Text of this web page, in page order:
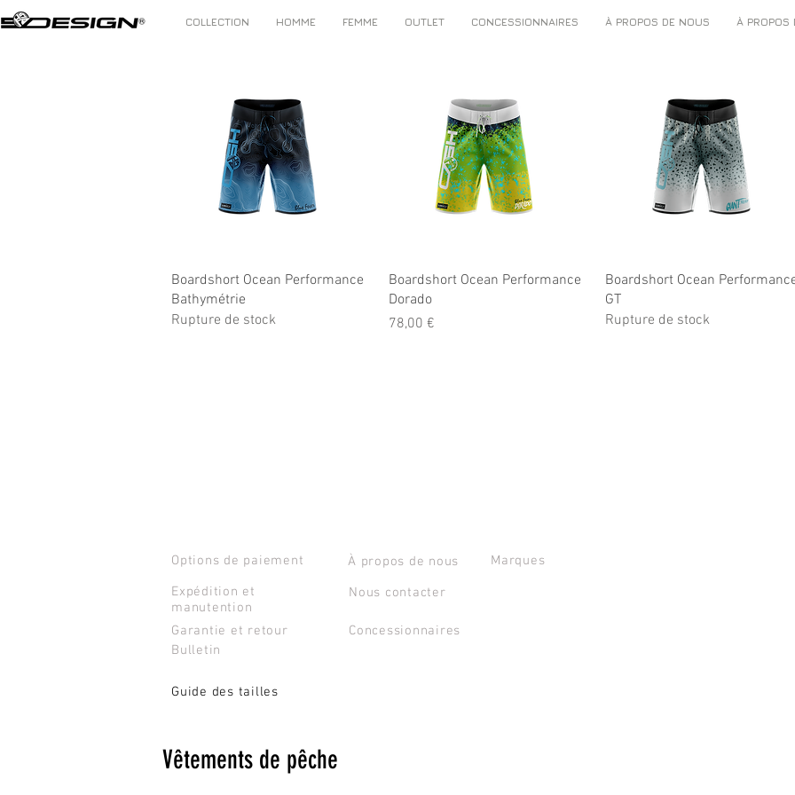
COLLECTION HOMME FEMME OUTLET CONCESSIONNAIRES À PROPOS DE NOUS À PROPOS
Aperçu rapide
Boardshort Ocean Performance
Bathymétrie
Rupture de stock
Aperçu rapide
Boardshort Ocean Performance
Dorado
Prix
78,00 €
Aperçu rapide
Boardshort Ocean
GT
Rupture de stock
Options de paiement
Expédition et
manutention
Garantie et retour
À propos de nous
Marques
Nous contacter
Concessionnaires
Bulletin
Guide des tailles
Vêtements de pêche